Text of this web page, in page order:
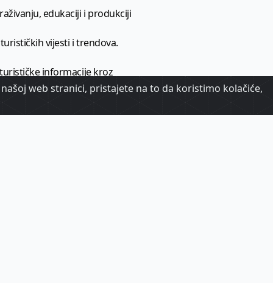
edukaciji i produkciji
vijesti i trendova.
informacije kroz
web stranici, pristajete na to da koristimo kolačiće,